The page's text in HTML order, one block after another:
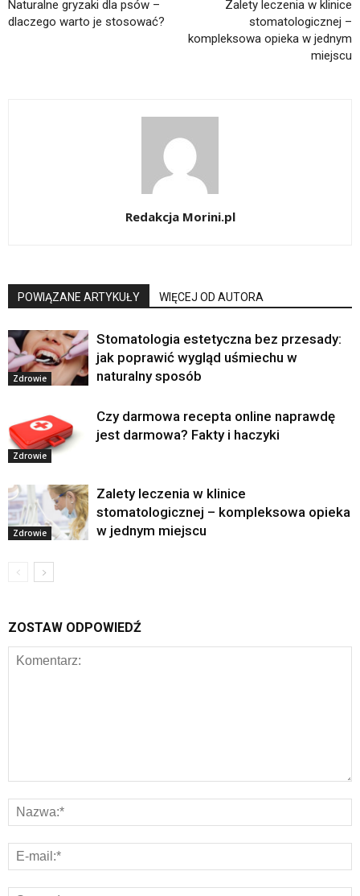
Naturalne gryzaki dla psów –
dlaczego warto je stosować?
Zalety leczenia w klinice
stomatologicznej –
kompleksowa opieka w jednym
miejscu
Redakcja Morini.pl
POWIĄZANE ARTYKUŁY WIĘCEJ OD AUTORA
Zdrowie
Stomatologia estetyczna bez przesady:
jak poprawić wygląd uśmiechu w
naturalny sposób
Zdrowie
Czy darmowa recepta online naprawdę
jest darmowa? Fakty i haczyki
Zdrowie
Zalety leczenia w klinice
stomatologicznej – kompleksowa opieka
w jednym miejscu
ZOSTAW ODPOWIEDŹ